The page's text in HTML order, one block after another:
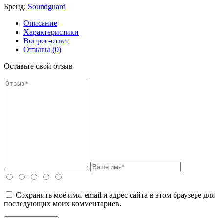
Бренд: Soundguard
Описание
Характеристики
Вопрос-ответ
Отзывы (0)
Оставьте свой отзыв
Сохранить моё имя, email и адрес сайта в этом браузере для
последующих моих комментариев.